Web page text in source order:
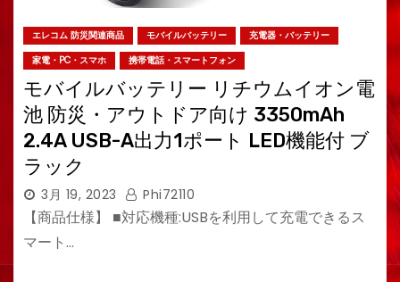
エレコム 防災関連商品 モバイルバッテリー
充電器・バッテリー
家電・PC・スマホ
携帯電話・スマートフォン
モバイルバッテリー リチウムイオン電
池 防災・アウトドア向け 3350mAh
2.4A USB-A出力1ポート LED機能付 ブ
ラック
3月 19, 2023 Phi72110
【商品仕様】 ■対応機種:USBを利用して充電できるス
マート…